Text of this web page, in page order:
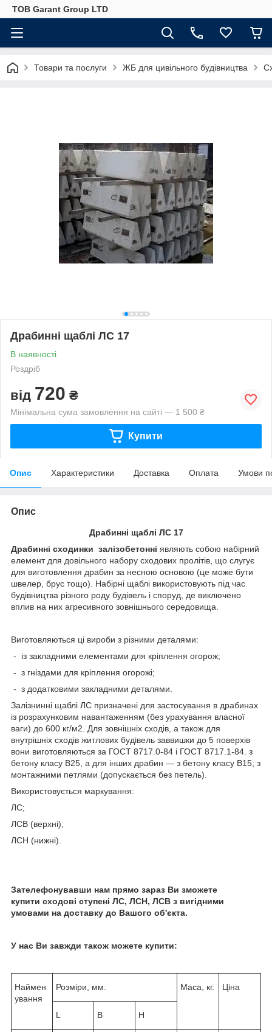
ТОВ Garant Group LTD
Товари та послуги ЖБ для цивільного будівництва
Драбинні щаблі ЛС 17
В наявності
Роздріб
від 720 ₴
Мінімальна сума замовлення на сайті — 1 500 ₴
Купити
Опис Характеристики Доставка Оплата Умови
Опис
Драбинні щаблі ЛС 17
Драбинні сходинки залізобетонні являють собою набірний
елемент для довільного набору сходових пролітів, що слугує
для виготовлення драбин за несною основою (це може бути
швелер, брус тощо). Набірні щаблі використовують під час
будівництва різного роду будівель і споруд, де виключено
вплив на них агресивного зовнішнього середовища.
Виготовляються ці вироби з різними деталями:
- із закладними елементами для кріплення огорож;
- з гніздами для кріплення огорожі;
- з додатковими закладними деталями.
Залізнинні щаблі ЛС призначені для застосування в драбинах
із розрахунковим навантаженням (без урахування власної
ваги) до 600 кг/м2. Для зовнішніх сходів, а також для
внутрішніх сходів житлових будівель заввишки до 5 поверхів
вони виготовляються за ГОСТ 8717.0-84 і ГОСТ 8717.1-84. з
бетону класу В25, а для інших драбин — з бетону класу В15; з
монтажними петлями (допускається без петель).
Використовується маркування:
ЛС;
ЛСВ (верхні);
ЛСН (нижні).
Зателефонувавши нам прямо зараз Ви зможете
купити сходові ступені ЛС, ЛСН, ЛСВ з вигідними
умовами на доставку до Вашого об'єкта.
У нас Ви завжди також можете купити:
Наймен
ування
Розміри, мм. Маса, кг. Ціна
L B H